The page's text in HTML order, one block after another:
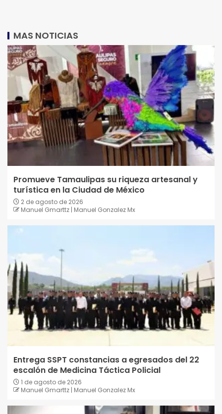
MAS NOTICIAS
Promueve Tamaulipas su riqueza artesanal y
turística en la Ciudad de México
2 de agosto de 2026
Manuel Gmarttz | Manuel Gonzalez Mx
Entrega SSPT constancias a egresados del 22
escalón de Medicina Táctica Policial
1 de agosto de 2026
Manuel Gmarttz | Manuel Gonzalez Mx